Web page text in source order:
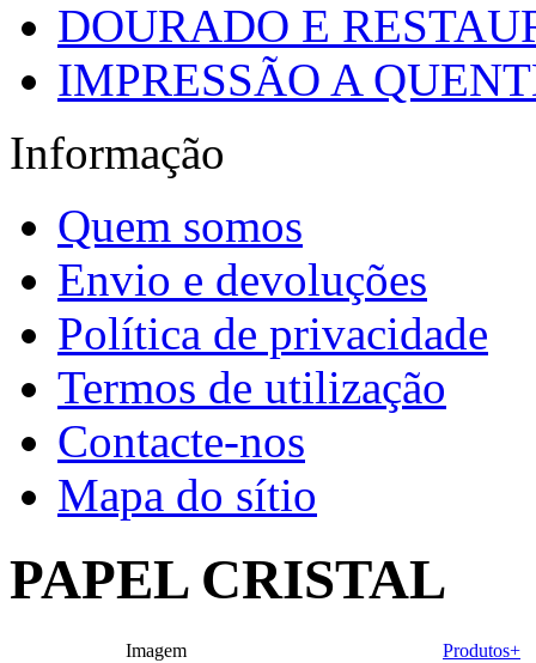
DOURADO E
IMPRESSÃO A
Informação
Quem somos
Envio e devoluções
Política de privacidade
Termos de utilização
Contacte-nos
Mapa do sítio
PAPEL CRISTAL
Imagem
Produtos+